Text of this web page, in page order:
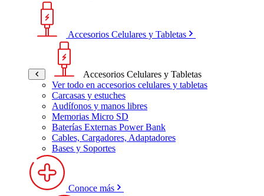
Accesorios Celulares y Tabletas
Accesorios Celulares y Tabletas
Ver todo en accesorios celulares y tabletas
Carcasas y estuches
Audífonos y manos libres
Memorias Micro SD
Baterías Externas Power Bank
Cables, Cargadores, Adaptadores
Bases y Soportes
Conoce más